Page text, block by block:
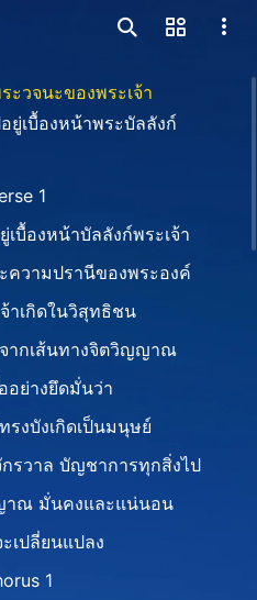
ะวจนะของพระเจ้า
ยู่เบื้องหน้าพระบัลลังก์
1
บื้องหน้าบัลลังก์พระเจ้า
ความปรานีของพระองค์
าเกิดในวิสุทธิชน
ากเส้นทางจิตวิญญาณ
อย่างยึดมั่นว่า
รงบังเกิดเป็นมนุษย์
กรวาล บัญชาการทุกสิ่งไป
าณ มั่นคงและแน่นอน
เปลี่ยนแปลง
1